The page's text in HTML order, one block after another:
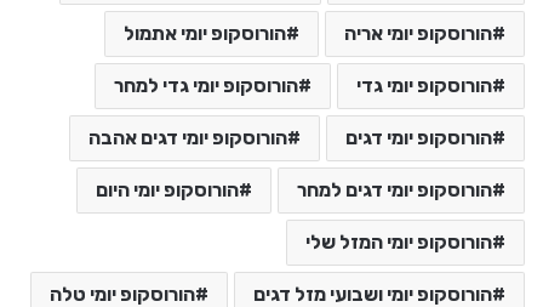
הורוסקופ יומי אריה הורוסקופ יומי אתמול
הורוסקופ יומי גדי הורוסקופ יומי גדי למחר
הורוסקופ יומי דגים הורוסקופ יומי דגים אהבה
הורוסקופ יומי דגים למחר הורוסקופ יומי היום
הורוסקופ יומי המזל שלי
הורוסקופ יומי ושבועי מזל דגים הורוסקופ יומי טלה